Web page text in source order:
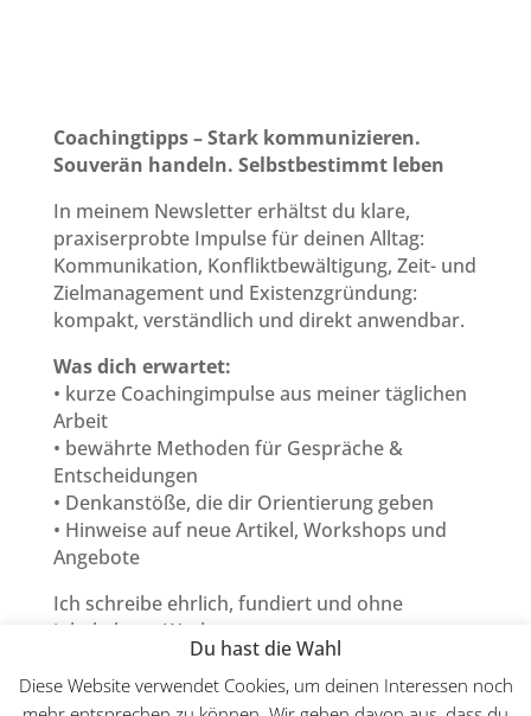
Coachingtipps – Stark kommunizieren.
Souverän handeln. Selbstbestimmt leben
In meinem Newsletter erhältst du klare,
praxiserprobte Impulse für deinen Alltag:
Kommunikation, Konfliktbewältigung, Zeit- und
Zielmanagement und Existenzgründung:
kompakt, verständlich und direkt anwendbar.
Was dich erwartet:
• kurze Coachingimpulse aus meiner täglichen
Arbeit
• bewährte Methoden für Gespräche &
Entscheidungen
• Denkanstöße, die dir Orientierung geben
• Hinweise auf neue Artikel, Workshops und
Angebote
Ich schreibe ehrlich, fundiert und ohne
inhaltsleere Werbung.
Abmelden kannst du dich jederzeit mit einem
Klick.
Du hast die Wahl
Diese Website verwendet Cookies, um deinen Interessen noch